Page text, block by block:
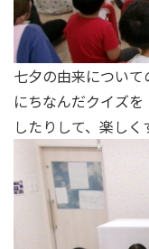
七夕の由来につい
にちなんだクイズを
したりして、楽し